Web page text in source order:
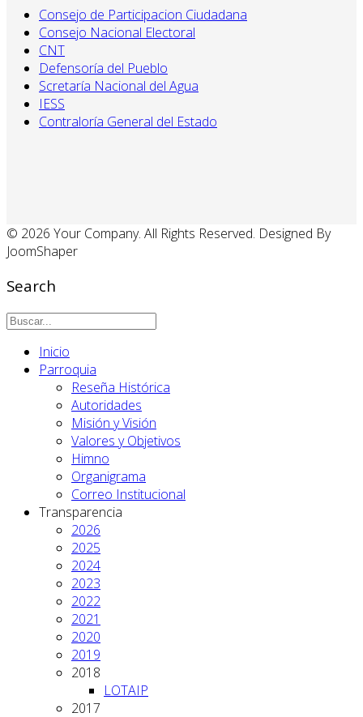
Consejo de Participacion Ciudadana
Consejo Nacional Electoral
CNT
Defensoría del Pueblo
Scretaría Nacional del Agua
IESS
Contraloría General del Estado
© 2026 Your Company. All Rights Reserved. Designed By
JoomShaper
Search
Inicio
Parroquia
Reseña Histórica
Autoridades
Misión y Visión
Valores y Objetivos
Himno
Organigrama
Correo Institucional
Transparencia
2026
2025
2024
2023
2022
2021
2020
2019
2018
LOTAIP
2017